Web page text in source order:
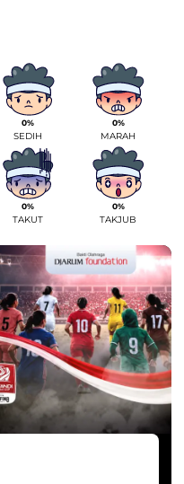
0%
SEDIH
0%
MARAH
0%
TAKUT
0%
TAKJUB